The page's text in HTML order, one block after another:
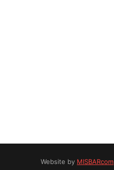
Website by MISBARcom